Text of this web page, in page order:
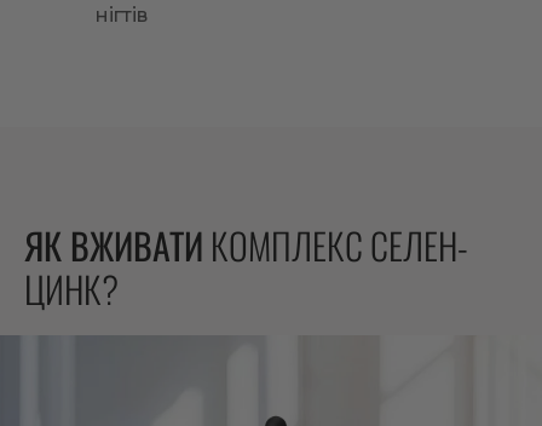
нігтів
ЯК ВЖИВАТИ КОМПЛЕКС СЕЛЕН-
ЦИНК?